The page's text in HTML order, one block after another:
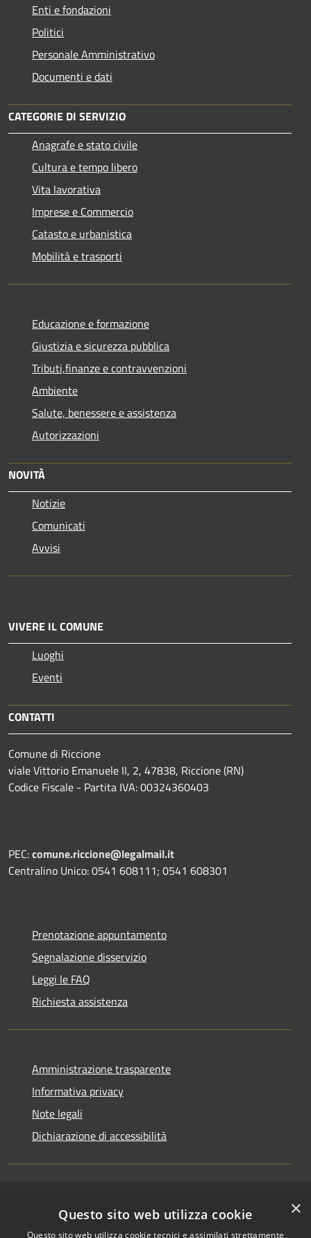
Enti e fondazioni
Politici
Personale Amministrativo
Documenti e dati
CATEGORIE DI SERVIZIO
Anagrafe e stato civile
Cultura e tempo libero
Vita lavorativa
Imprese e Commercio
Catasto e urbanistica
Mobilità e trasporti
Educazione e formazione
Giustizia e sicurezza pubblica
Tributi,finanze e contravvenzioni
Ambiente
Salute, benessere e assistenza
Autorizzazioni
NOVITÀ
Notizie
Comunicati
Avvisi
VIVERE IL COMUNE
Luoghi
Eventi
CONTATTI
Comune di Riccione
viale Vittorio Emanuele II, 2, 47838, Riccione (RN)
Codice Fiscale - Partita IVA: 00324360403
PEC:comune.riccione@legalmail.it
Centralino Unico: 0541 608111; 0541 608301
Prenotazione appuntamento
Segnalazione disservizio
Leggi le FAQ
Richiesta assistenza
Amministrazione trasparente
Informativa privacy
Note legali
Dichiarazione di accessibilità
Accessibilità
Copyright © 2026 • Comune di
Riccione • Powered by
×
Questo sito web utilizza cookie
Questo sito web utilizza cookie tecnici e assimilati strettamente